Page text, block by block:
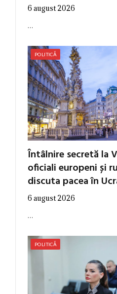
6 august 2026
…
POLITICĂ
Întâlnire secretă la
oficiali europeni și
discuta pacea în
6 august 2026
…
POLITICĂ